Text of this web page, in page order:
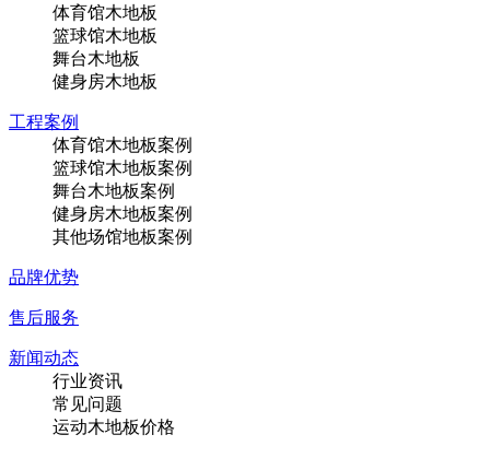
体育馆木地板
篮球馆木地板
舞台木地板
健身房木地板
工程案例
体育馆木地板案例
篮球馆木地板案例
舞台木地板案例
健身房木地板案例
其他场馆地板案例
品牌优势
售后服务
新闻动态
行业资讯
常见问题
运动木地板价格